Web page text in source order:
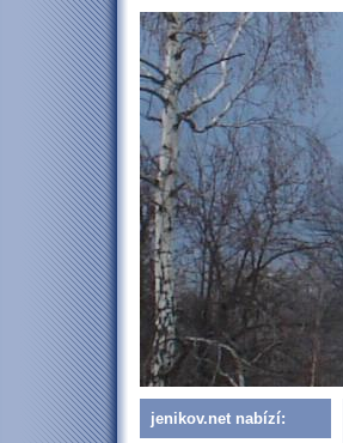
jenikov.net nabízí: